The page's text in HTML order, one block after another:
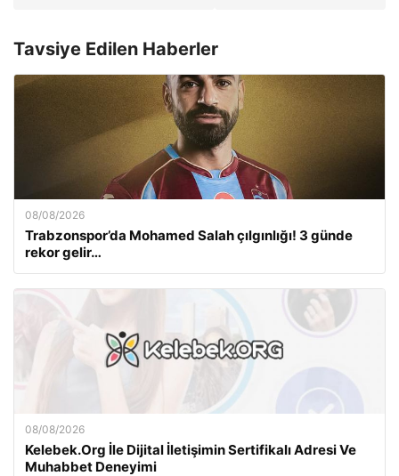
Tavsiye Edilen Haberler
08/08/2026
Trabzonspor’da Mohamed Salah çılgınlığı! 3 günde
rekor gelir…
08/08/2026
Kelebek.Org İle Dijital İletişimin Sertifikalı Adresi Ve
Muhabbet Deneyimi